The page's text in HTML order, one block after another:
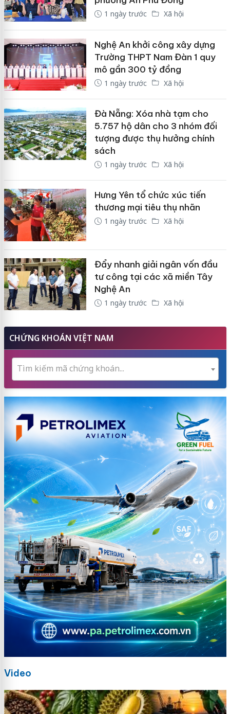
1 ngày trước Xã hội
Nghệ An khởi công xây dựng
Trường THPT Nam Đàn 1 quy
mô gần 300 tỷ đồng
1 ngày trước Xã hội
Đà Nẵng: Xóa nhà tạm cho
5.757 hộ dân cho 3 nhóm đối
tượng được thụ hưởng chính
sách
1 ngày trước Xã hội
Hưng Yên tổ chức xúc tiến
thương mại tiêu thụ nhãn
1 ngày trước Xã hội
Đẩy nhanh giải ngân vốn đầu
tư công tại các xã miền Tây
Nghệ An
1 ngày trước Xã hội
CHỨNG KHOÁN VIỆT NAM
Tìm kiếm mã chứng khoán...
Video